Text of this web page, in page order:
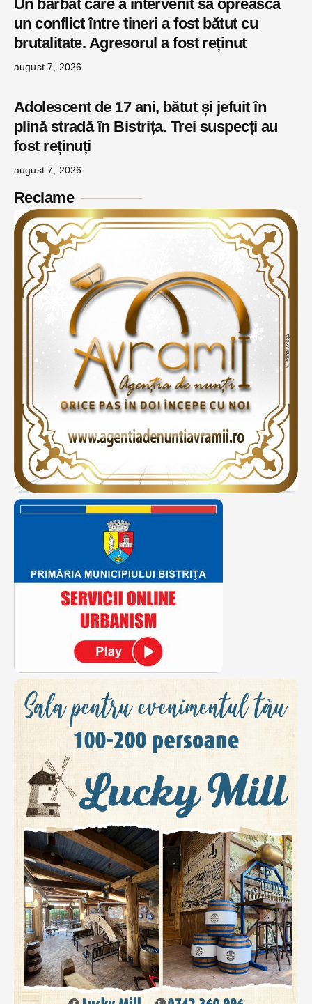
Un bărbat care a intervenit să oprească
un conflict între tineri a fost bătut cu
brutalitate. Agresorul a fost reținut
august 7, 2026
Adolescent de 17 ani, bătut și jefuit în
plină stradă în Bistrița. Trei suspecți au
fost reținuți
august 7, 2026
Reclame